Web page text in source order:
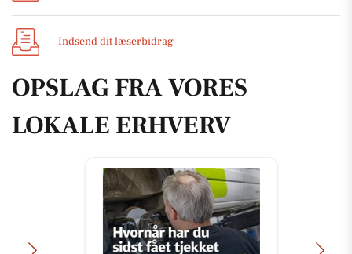
Indsend dit læserbidrag
OPSLAG FRA VORES
LOKALE ERHVERV